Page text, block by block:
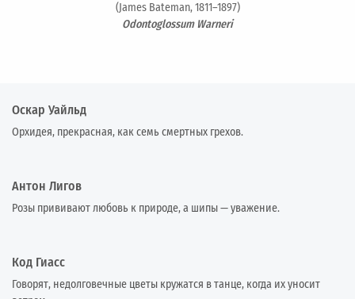
(James Bateman, 1811–1897)
Odontoglossum Warneri
Оскар Уайльд
Орхидея, прекрасная, как семь смертных грехов.
Антон Лигов
Розы прививают любовь к природе, а шипы — уважение.
Код Гиасс
Говорят, недолговечные цветы кружатся в танце, когда их уносит